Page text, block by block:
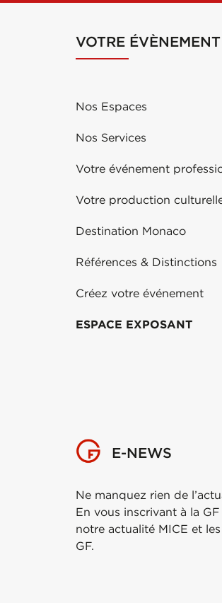
VOTRE ÉVÈNEMENT
Nos Espaces
Nos Services
Votre événement
Votre production
Destination Monaco
Références & Distinctions
Créez votre événement
ESPACE EXPOSANT
E-NEWS
Ne manquez rien de
En vous inscrivant à la
notre actualité MICE et
GF.